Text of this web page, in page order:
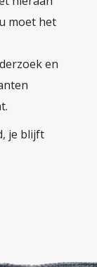
moet het
en
je blijft